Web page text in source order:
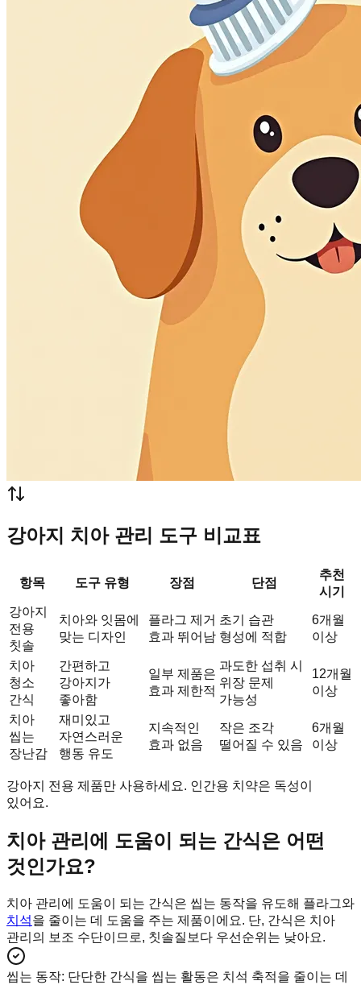
강아지 치아 관리 도구 비교표
항목 도구 유형 장점 단점
추천
시기
강아지
전용
칫솔
치아와 잇몸에
맞는 디자인
플라그 제거
효과 뛰어남
초기 습관
형성에 적합
6개월
이상
치아
청소
간식
간편하고
강아지가
좋아함
일부 제품은
효과 제한적
과도한 섭취 시
위장 문제
가능성
12개월
이상
치아
씹는
장난감
재미있고
자연스러운
행동 유도
지속적인
효과 없음
작은 조각
떨어질 수 있음
6개월
이상
강아지 전용 제품만 사용하세요. 인간용 치약은 독성이
있어요.
치아 관리에 도움이 되는 간식은 어떤
것인가요?
치아 관리에 도움이 되는 간식은 씹는 동작을 유도해 플라그와
치석을 줄이는 데 도움을 주는 제품이에요. 단, 간식은 치아
관리의 보조 수단이므로, 칫솔질보다 우선순위는 낮아요.
씹는 동작: 단단한 간식을 씹는 활동은 치석 축적을 줄이는 데